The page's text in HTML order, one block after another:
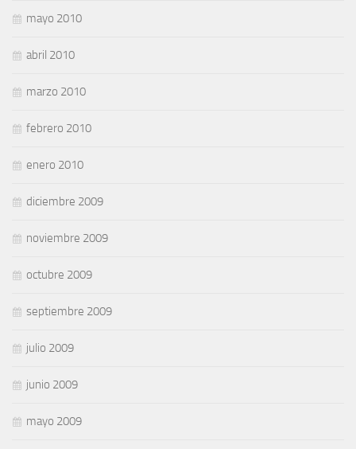
mayo 2010
abril 2010
marzo 2010
febrero 2010
enero 2010
diciembre 2009
noviembre 2009
octubre 2009
septiembre 2009
julio 2009
junio 2009
mayo 2009